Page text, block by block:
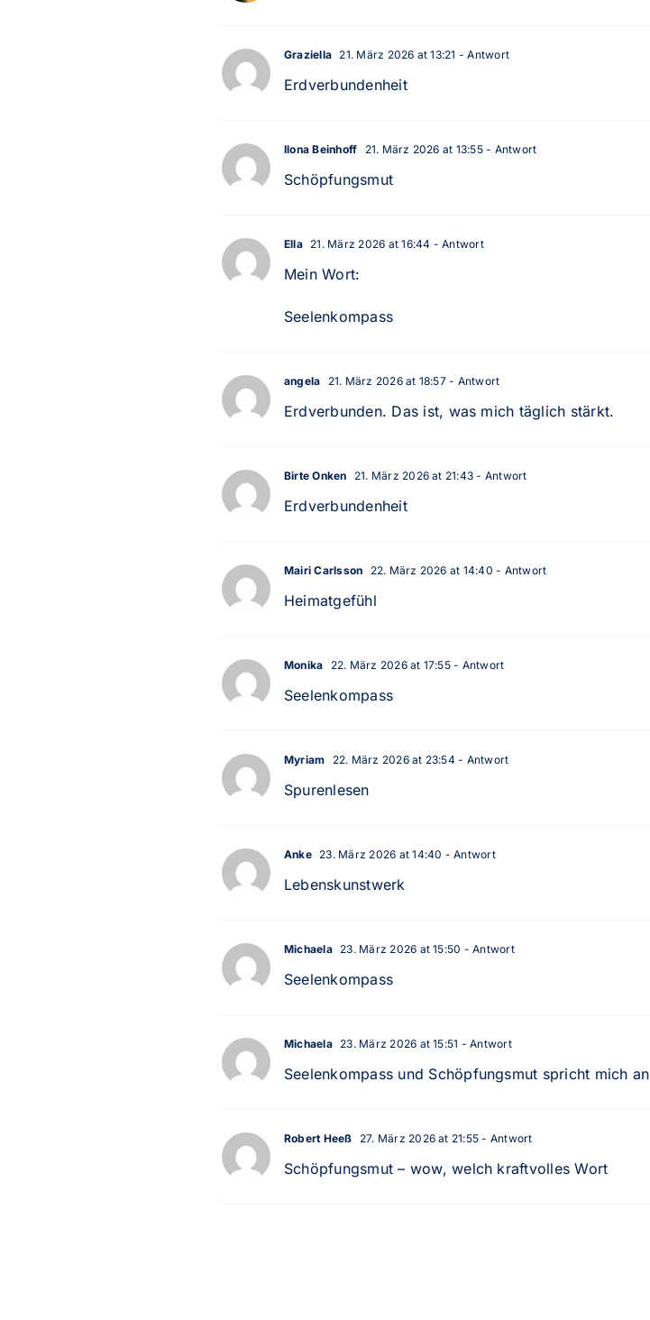
Graziella 21. März 2026 at 13:21 - Antwort
Erdverbundenheit
Ilona Beinhoff 21. März 2026 at 13:55- Antwort
Schöpfungsmut
Ella 21. März 2026 at 16:44 - Antwort
Mein Wort:
Seelenkompass
angela 21. März 2026 at 18:57- Antwort
Erdverbunden. Das ist, was mich täglich stärkt.
Birte Onken 21. März 2026 at 21:43 - Antwort
Erdverbundenheit
Mairi Carlsson 22. März 2026 at 14:40 - Antwort
Heimatgefühl
Monika 22. März 2026 at 17:55- Antwort
Seelenkompass
Myriam 22. März 2026 at 23:54 - Antwort
Spurenlesen
Anke 23. März 2026 at 14:40 - Antwort
Lebenskunstwerk
Michaela 23. März 2026 at 15:50 - Antwort
Seelenkompass
Michaela 23. März 2026 at 15:51 - Antwort
Seelenkompass und Schöpfungsmut spricht mich an
Robert Heeß 27. März 2026 at 21:55 - Antwort
Schöpfungsmut – wow, welch kraftvolles Wort